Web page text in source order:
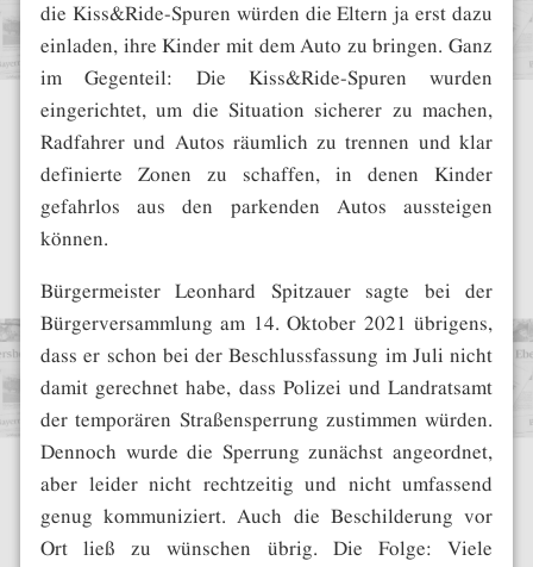
die Kiss&Ride-Spuren würden die Eltern ja erst dazu
einladen, ihre Kinder mit dem Auto zu bringen. Ganz
im Gegenteil: Die Kiss&Ride-Spuren wurden
eingerichtet, um die Situation sicherer zu machen,
Radfahrer und Autos räumlich zu trennen und klar
definierte Zonen zu schaffen, in denen Kinder
gefahrlos aus den parkenden Autos aussteigen
können.
Bürgermeister Leonhard Spitzauer sagte bei der
Bürgerversammlung am 14. Oktober 2021 übrigens,
dass er schon bei der Beschlussfassung im Juli nicht
damit gerechnet habe, dass Polizei und Landratsamt
der temporären Straßensperrung zustimmen würden.
Dennoch wurde die Sperrung zunächst angeordnet,
aber leider nicht rechtzeitig und nicht umfassend
genug kommuniziert. Auch die Beschilderung vor
Ort ließ zu wünschen übrig. Die Folge: Viele